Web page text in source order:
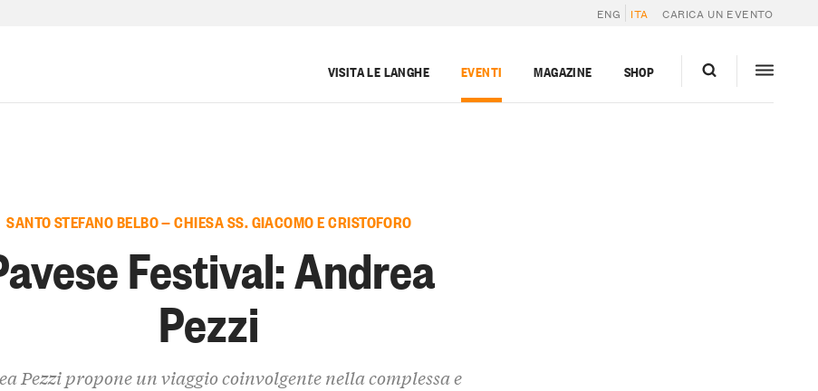
ENG ITA CARICA UN EVENTO
VISITA LE LANGHE EVENTI MAGAZINE SHOP
SANTO STEFANO BELBO — CHIESA SS. GIACOMO E CRISTOFORO
Festival: Andrea
Pezzi
Pezzi propone un viaggio coinvolgente nella complessa e